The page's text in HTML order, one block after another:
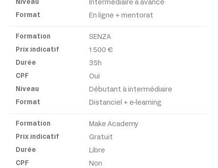
Intermédiaire à avancé
En ligne + mentorat
SENZA
1 500 €
35h
Oui
Débutant à intermédiaire
Distanciel + e-learning
Make Academy
Gratuit
Libre
Non